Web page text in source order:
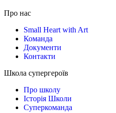
Про нас
Small Heart with Art
Команда
Документи
Контакти
Школа супергероїв
Про школу
Історія Школи
Суперкоманда